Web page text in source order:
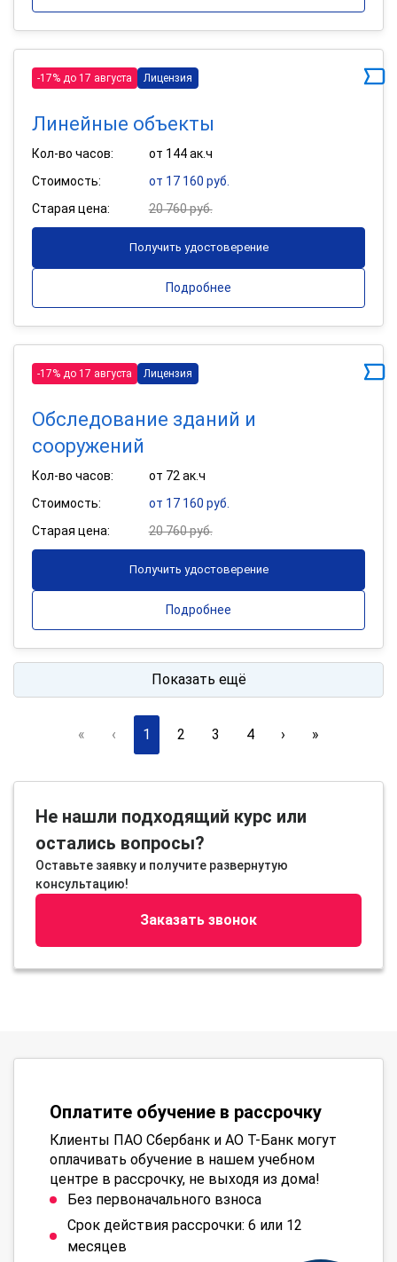
-17% до 17 августа Лицензия
Линейные объекты
Кол-во часов:
от 144 ак.ч
Стоимость:
от 17 160 руб.
Старая цена:
20 760 руб.
Получить удостоверение
Подробнее
-17% до 17 августа Лицензия
Обследование зданий и
сооружений
Кол-во часов:
от 72 ак.ч
Стоимость:
от 17 160 руб.
Старая цена:
20 760 руб.
Получить удостоверение
Подробнее
Показать ещё
« ‹ 1 2 3 4 › »
Не нашли подходящий курс или
остались вопросы?
Оставьте заявку и получите развернутую
консультацию!
Заказать звонок
Оплатите обучение в рассрочку
Клиенты ПАО Сбербанк и АО Т-Банк могут
оплачивать обучение в нашем учебном
центре в рассрочку, не выходя из дома!
Без первоначального взноса
Срок действия рассрочки: 6 или 12
месяцев